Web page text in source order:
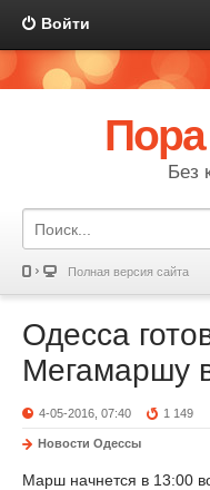
Войти
Пора
Без
Полная версия сайта
Одесса
Мегамаршу
4-05-2016, 07:40 1 149
Новости Одессы
Марш начнется в 13:00